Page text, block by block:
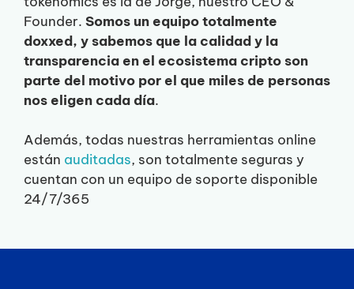
Founder. Somos un equipo totalmente
doxxed, y sabemos que la calidad y la
transparencia en el ecosistema cripto son
parte del motivo por el que miles de personas
nos eligen cada día.
Además, todas nuestras herramientas online
están auditadas, son totalmente seguras y
cuentan con un equipo de soporte disponible
24/7/365